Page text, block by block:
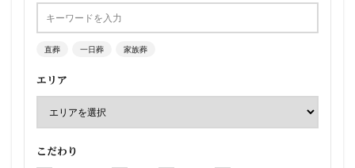
直葬 一日葬 家族葬
エリア
こだわり